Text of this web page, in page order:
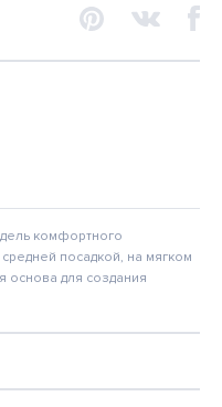
комфортного
посадкой, на мягком
основа для создания